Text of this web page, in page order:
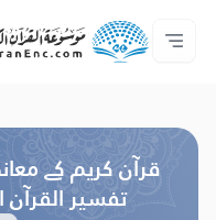
ہوم پیج
تراجم کی لسٹ
Audio
ڈویلپر سروسز - API
پروجیکٹ کے بارے
ہم سے رابطہ
زبان
قرآن کریم کے
تفسیر القرآن